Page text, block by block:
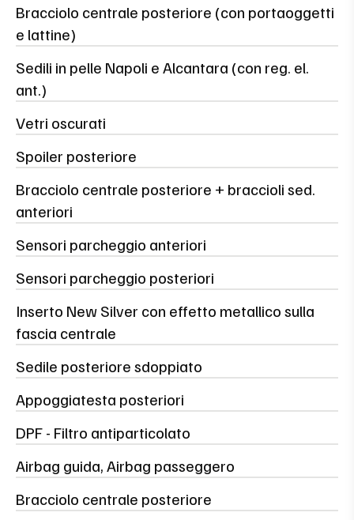
Bracciolo centrale posteriore (con portaoggetti
e lattine)
Sedili in pelle Napoli e Alcantara (con reg. el.
ant.)
Vetri oscurati
Spoiler posteriore
Bracciolo centrale posteriore + braccioli sed.
anteriori
Sensori parcheggio anteriori
Sensori parcheggio posteriori
Inserto New Silver con effetto metallico sulla
fascia centrale
Sedile posteriore sdoppiato
Appoggiatesta posteriori
DPF - Filtro antiparticolato
Airbag guida, Airbag passeggero
Bracciolo centrale posteriore